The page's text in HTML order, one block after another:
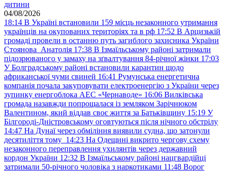
дитини
04/08/2026
18:14 В Україні встановили 159 місць незаконного утримання
українців на окупованих територіях та в рф 17:52 В Арцизькій
громаді провели в останню путь загиблого захисника України
Стоянова Анатолія 17:38 В Ізмаїльському районі затримали
підозрюваного у замаху на зґвалтування 84-річної жінки 17:03
У Болградському районі встановили карантин щодо
африканської чуми свиней 16:41 Румунська енергетична
компанія почала закуповувати електроенергію з України через
зупинку енергоблока АЕС «Чернаводе» 16:06 Вилківська
громада назавжди попрощалася із земляком Зарічнюком
Валентином, який віддав своє життя за Батьківщину 15:19 У
Білгороді-Дністровському оговтуються після нічного обстрілу
14:47 На Дунаї через обміління виявили судна, що затонули
десятиліття тому 14:23 На Одещині викрито чергову схему
незаконного переправлення ухилянтів через державний
кордон України 12:32 В Ізмаїльському районі нацгвардійці
затримали 50-річного чоловіка з наркотиками 11:48 Ворог